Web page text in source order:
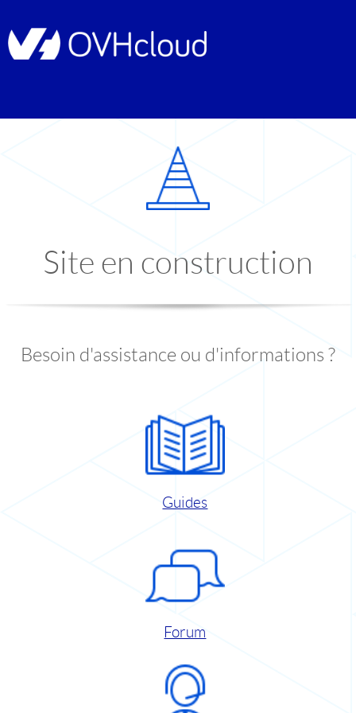
Site en construction
Besoin d'assistance ou d'informations ?
Guides
Forum